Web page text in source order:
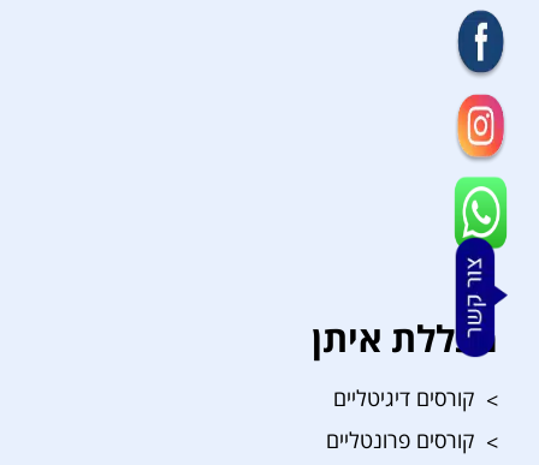
מכללת איתן
קורסים דיגיטליים
קורסים פרונטליים